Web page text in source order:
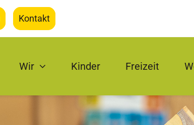
Kontakt
Wir Kinder Freizeit